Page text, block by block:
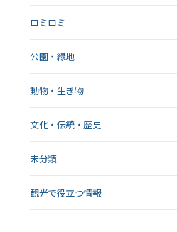
ロミロミ
公園・緑地
動物・生き物
文化・伝統・歴史
未分類
観光で役立つ情報